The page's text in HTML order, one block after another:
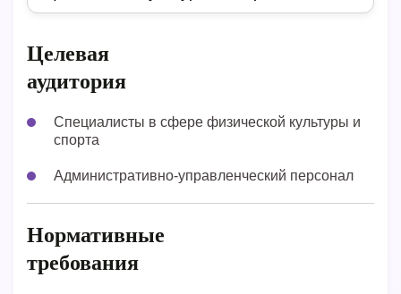
Целевая
аудитория
Специалисты в сфере физической культуры и
спорта
Административно-управленческий персонал
Нормативные
требования